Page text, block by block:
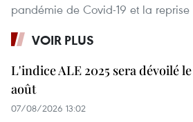
pandémie de Covid-19 et la
VOIR PLUS
L'indice ALE 2025 sera dévoilé le
août
07/08/2026 13:02